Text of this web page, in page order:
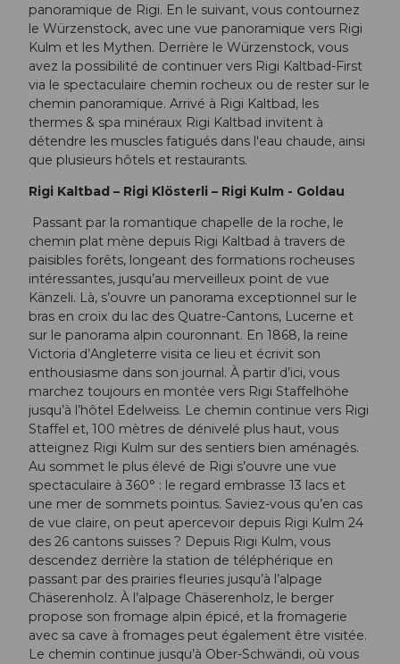
panoramique de Rigi. En le suivant, vous contournez
le Würzenstock, avec une vue panoramique vers Rigi
Kulm et les Mythen. Derrière le Würzenstock, vous
avez la possibilité de continuer vers Rigi Kaltbad-First
via le spectaculaire chemin rocheux ou de rester sur le
chemin panoramique. Arrivé à Rigi Kaltbad, les
thermes & spa minéraux Rigi Kaltbad invitent à
détendre les muscles fatigués dans l'eau chaude, ainsi
que plusieurs hôtels et restaurants.
Rigi Kaltbad – Rigi Klösterli – Rigi Kulm - Goldau
Passant par la romantique chapelle de la roche, le
chemin plat mène depuis Rigi Kaltbad à travers de
paisibles forêts, longeant des formations rocheuses
intéressantes, jusqu’au merveilleux point de vue
Känzeli. Là, s’ouvre un panorama exceptionnel sur le
bras en croix du lac des Quatre-Cantons, Lucerne et
sur le panorama alpin couronnant. En 1868, la reine
Victoria d’Angleterre visita ce lieu et écrivit son
enthousiasme dans son journal. À partir d’ici, vous
marchez toujours en montée vers Rigi Staffelhöhe
jusqu’à l’hôtel Edelweiss. Le chemin continue vers Rigi
Staffel et, 100 mètres de dénivelé plus haut, vous
atteignez Rigi Kulm sur des sentiers bien aménagés.
Au sommet le plus élevé de Rigi s’ouvre une vue
spectaculaire à 360° : le regard embrasse 13 lacs et
une mer de sommets pointus. Saviez-vous qu’en cas
de vue claire, on peut apercevoir depuis Rigi Kulm 24
des 26 cantons suisses ? Depuis Rigi Kulm, vous
descendez derrière la station de téléphérique en
passant par des prairies fleuries jusqu’à l’alpage
Chäserenholz. À l’alpage Chäserenholz, le berger
propose son fromage alpin épicé, et la fromagerie
avec sa cave à fromages peut également être visitée.
Le chemin continue jusqu’à Ober-Schwändi, où vous